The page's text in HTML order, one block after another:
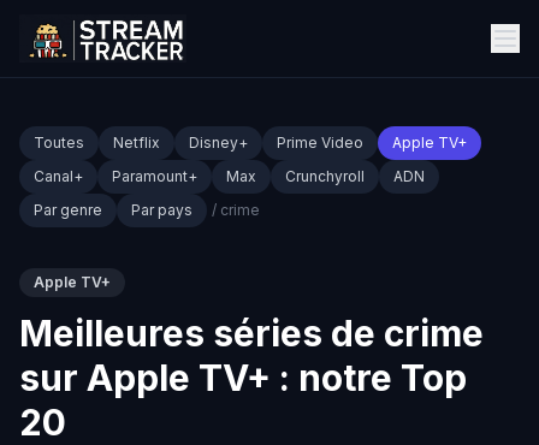
Toutes Netflix Disney+ Prime Video
Apple TV+
Canal+
Paramount+ Max Crunchyroll
ADN
Par genre
Par pays / crime
Apple TV+
Meilleures séries de crime
sur Apple TV+ : notre Top
20